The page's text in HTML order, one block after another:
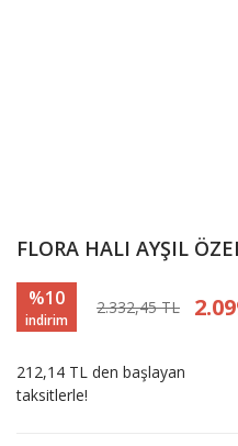
FLORA HALI AYŞIL
%10
indirim
2.332,45 TL
212,14 TL den başlayan
taksitlerle!